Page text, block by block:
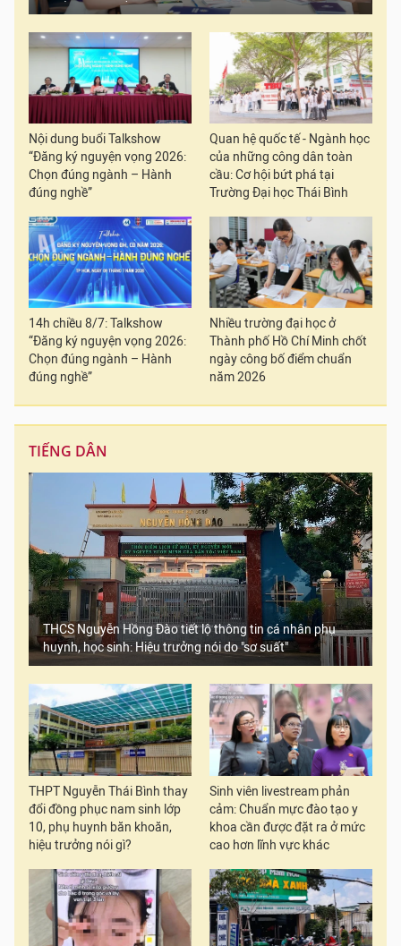
Nội dung buổi Talkshow
“Đăng ký nguyện vọng 2026:
Chọn đúng ngành – Hành
đúng nghề”
Quan hệ quốc tế - Ngành học
của những công dân toàn
cầu: Cơ hội bứt phá tại
Trường Đại học Thái Bình
14h chiều 8/7: Talkshow
“Đăng ký nguyện vọng 2026:
Chọn đúng ngành – Hành
đúng nghề”
Nhiều trường đại học ở
Thành phố Hồ Chí Minh chốt
ngày công bố điểm chuẩn
năm 2026
TIẾNG DÂN
THCS Nguyễn Hồng Đào tiết lộ thông tin cá nhân phụ
huynh, học sinh: Hiệu trưởng nói do "sơ suất"
THPT Nguyễn Thái Bình thay
đổi đồng phục nam sinh lớp
10, phụ huynh băn khoăn,
hiệu trưởng nói gì?
Sinh viên livestream phản
cảm: Chuẩn mực đào tạo y
khoa cần được đặt ra ở mức
cao hơn lĩnh vực khác